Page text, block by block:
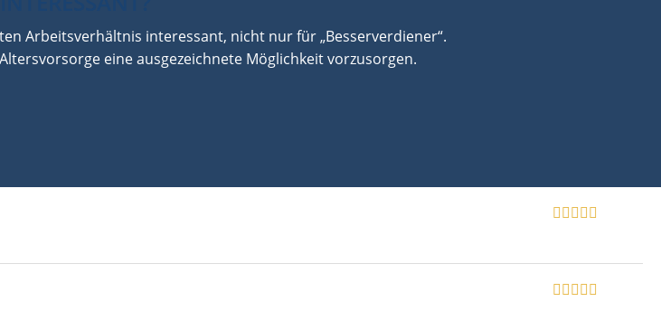
Arbeitsverhältnis interessant, nicht nur für „Besserverdiener“.
eine ausgezeichnete Möglichkeit vorzusorgen.